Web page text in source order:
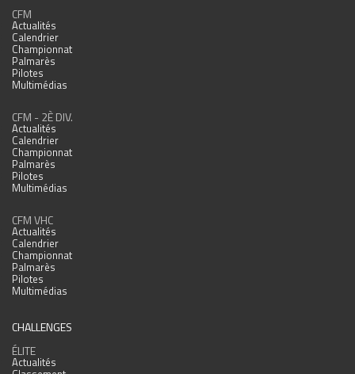
CFM
Actualités
Calendrier
Championnat
Palmarès
Pilotes
Multimédias
CFM - 2È DIV.
Actualités
Calendrier
Championnat
Palmarès
Pilotes
Multimédias
CFM VHC
Actualités
Calendrier
Championnat
Palmarès
Pilotes
Multimédias
CHALLENGES
ÉLITE
Actualités